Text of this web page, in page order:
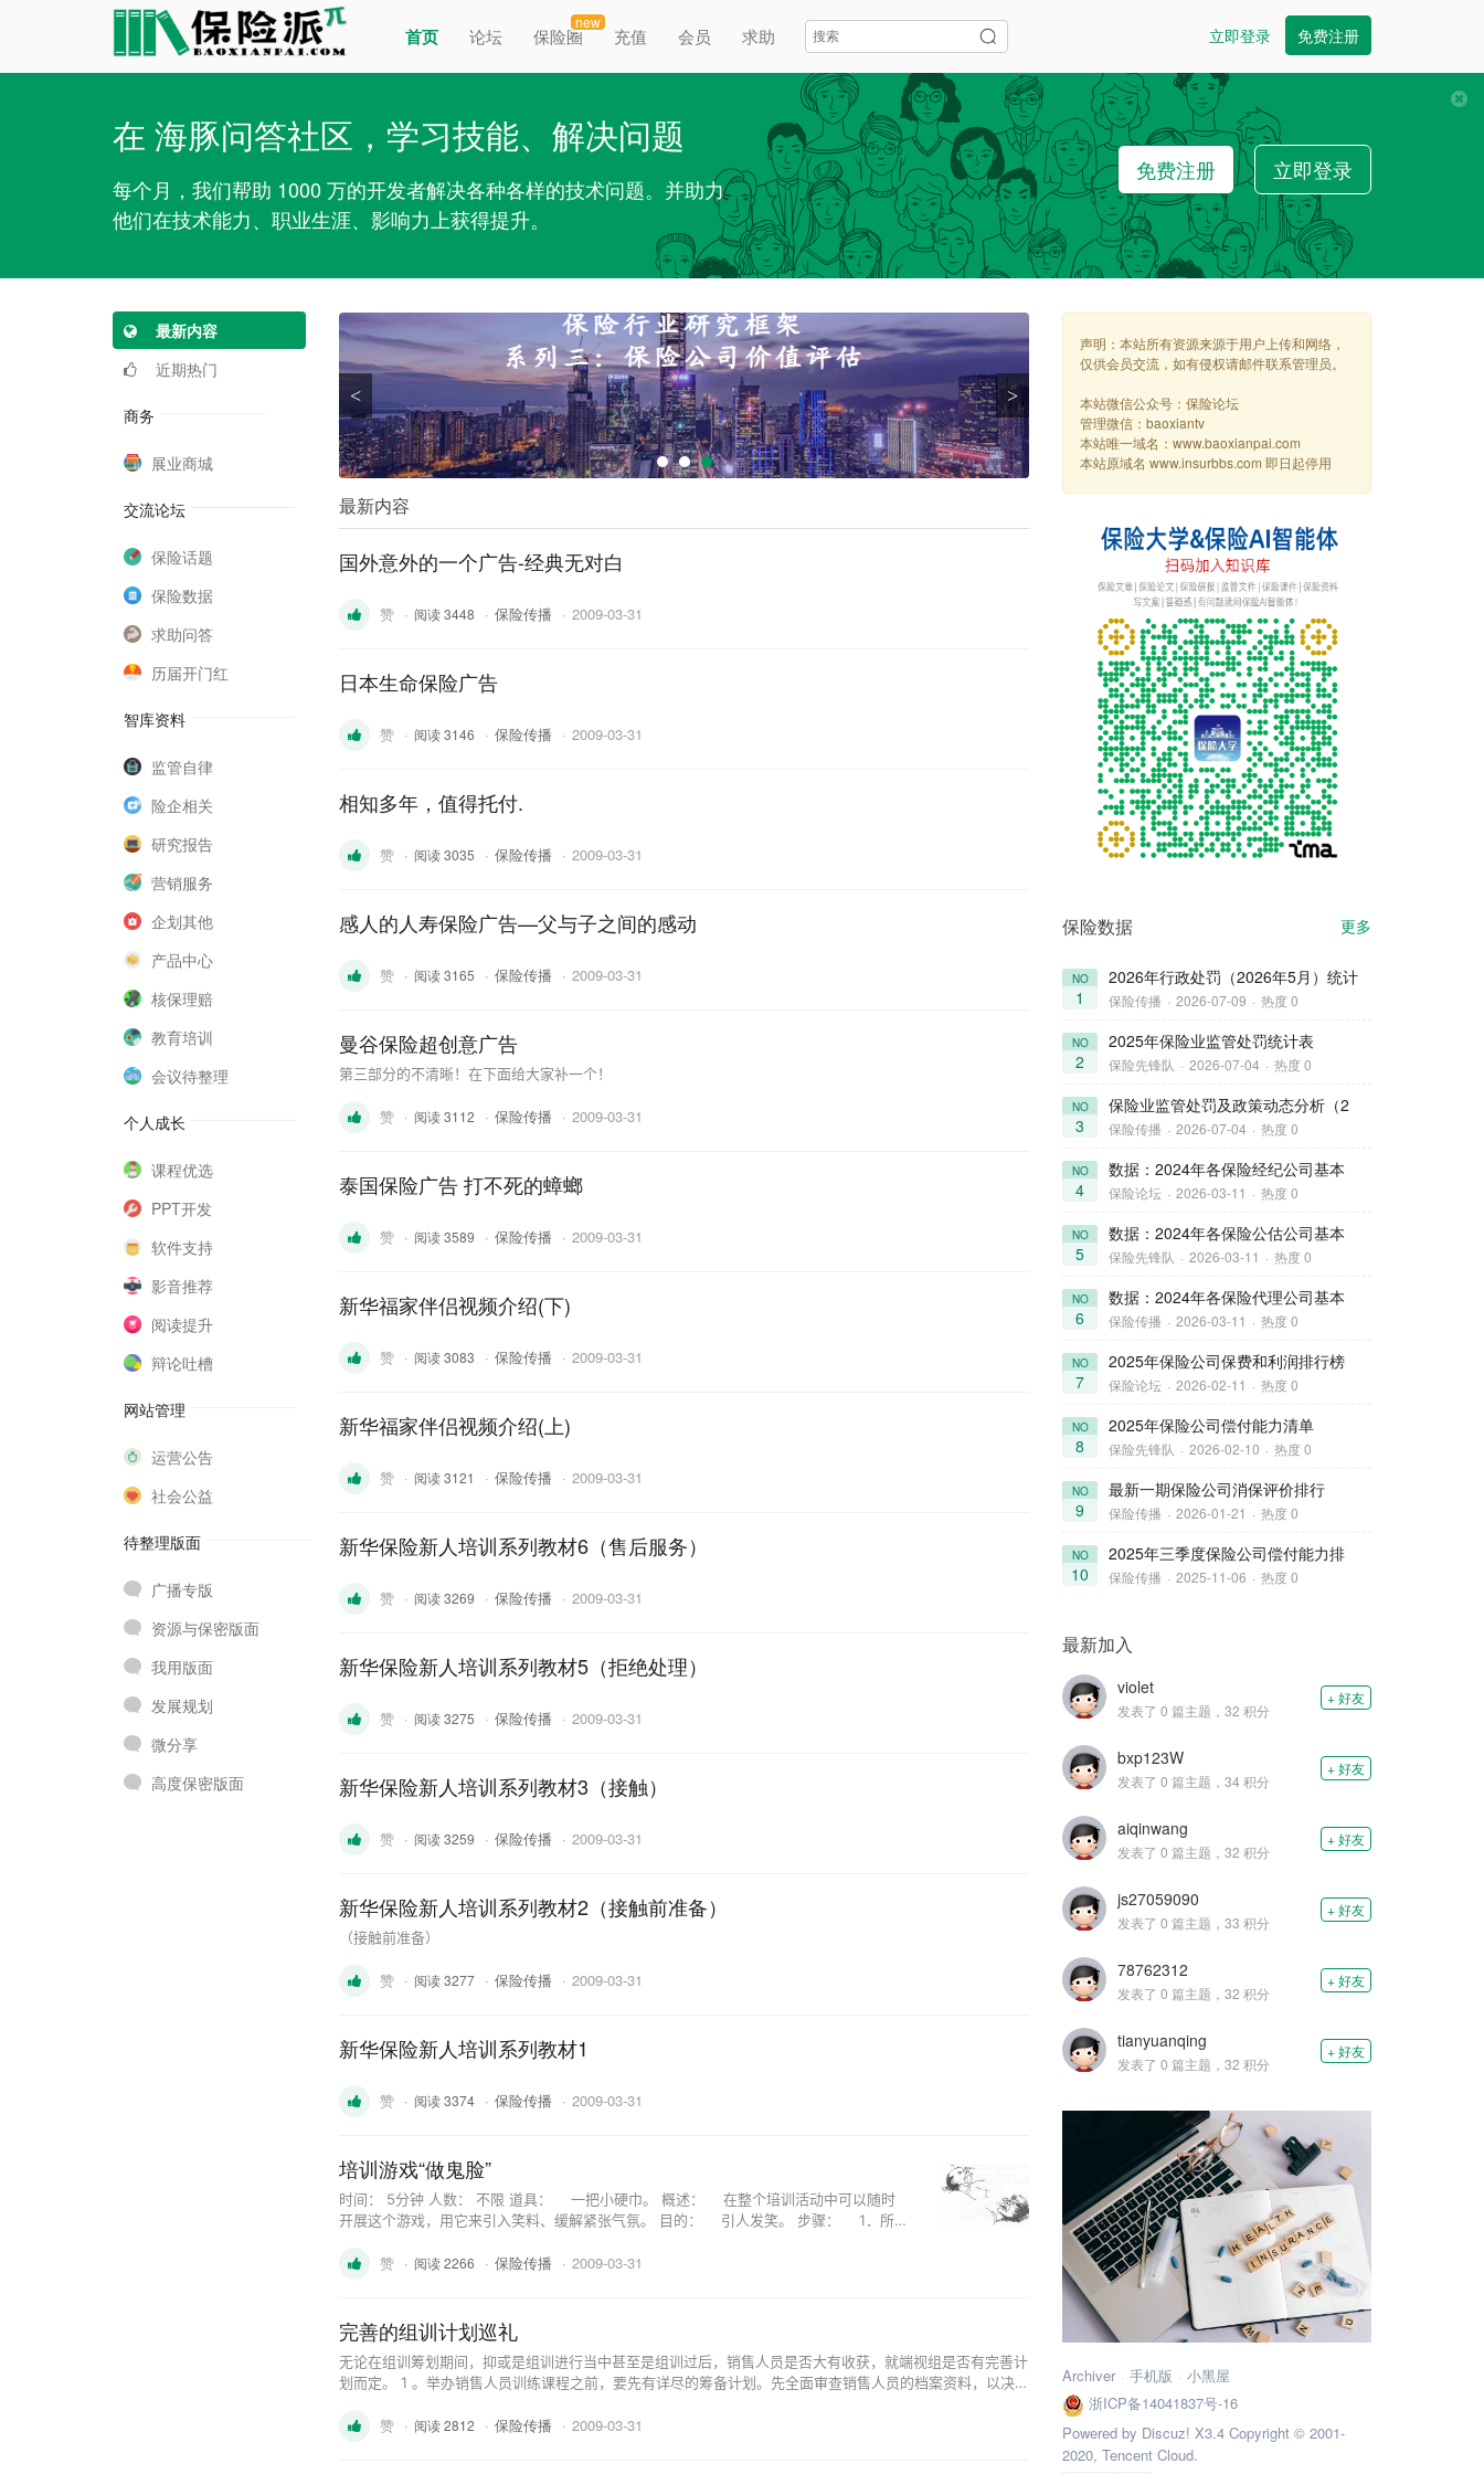
首页 论坛 保险圈
new
充值 会员 求助 立即登录 免费注册
在 海豚问答社区，学习技能、解决问题
每个月，我们帮助 1000 万的开发者解决各种各样的技术问题。并助力
他们在技术能力、职业生涯、影响力上获得提升。
免费注册 立即登录
最新内容
近期热门
商务
展业商城
交流论坛
保险话题
保险数据
求助问答
历届开门红
智库资料
监管自律
险企相关
研究报告
营销服务
企划其他
产品中心
核保理赔
教育培训
会议待整理
个人成长
课程优选
PPT开发
软件支持
影音推荐
阅读提升
辩论吐槽
网站管理
运营公告
社会公益
待整理版面
广播专版
资源与保密版面
我用版面
发展规划
微分享
高度保密版面
< >
最新内容
国外意外的一个广告-经典无对白
赞 · 阅读 3448 · 保险传播 · 2009-03-31
日本生命保险广告
赞 · 阅读 3146 · 保险传播 · 2009-03-31
相知多年，值得托付.
赞 · 阅读 3035 · 保险传播 · 2009-03-31
感人的人寿保险广告—父与子之间的感动
赞 · 阅读 3165 · 保险传播 · 2009-03-31
曼谷保险超创意广告
第三部分的不清晰！在下面给大家补一个！
赞 · 阅读 3112 · 保险传播 · 2009-03-31
泰国保险广告 打不死的蟑螂
赞 · 阅读 3589 · 保险传播 · 2009-03-31
新华福家伴侣视频介绍(下)
赞 · 阅读 3083 · 保险传播 · 2009-03-31
新华福家伴侣视频介绍(上)
赞 · 阅读 3121 · 保险传播 · 2009-03-31
新华保险新人培训系列教材6（售后服务）
赞 · 阅读 3269 · 保险传播 · 2009-03-31
新华保险新人培训系列教材5（拒绝处理）
赞 · 阅读 3275 · 保险传播 · 2009-03-31
新华保险新人培训系列教材3（接触）
赞 · 阅读 3259 · 保险传播 · 2009-03-31
新华保险新人培训系列教材2（接触前准备）
（接触前准备）
赞 · 阅读 3277 · 保险传播 · 2009-03-31
新华保险新人培训系列教材1
赞 · 阅读 3374 · 保险传播 · 2009-03-31
培训游戏“做鬼脸”
时间： 5分钟 人数： 不限 道具： 一把小硬巾。 概述： 在整个培训活动中可以随时
开展这个游戏，用它来引入笑料、缓解紧张气氛。 目的： 引人发笑。 步骤： 1．所
上，平躺在地。 3．你也和这些志愿 ...
赞 · 阅读 2266 · 保险传播 · 2009-03-31
完善的组训计划巡礼
无论在组训筹划期间，抑或是组训进行当中甚至是组训过后，销售人员是否大有收获，就端视组是否有完善计
划而定。 1 。举办销售人员训练课程之前，要先有详尽的筹备计划。先全面审查销售人员的档案资料，以决定
服这此销 ...
赞 · 阅读 2812 · 保险传播 · 2009-03-31
声明：本站所有资源来源于用户上传和网络，
仅供会员交流，如有侵权请邮件联系管理员。
本站微信公众号：保险论坛
管理微信：baoxiantv
本站唯一域名：www.baoxianpai.com
本站原域名 www.insurbbs.com 即日起停用
保险数据 更多
NO
1
2026年行政处罚（2026年5月）统计
保险传播 · 2026-07-09 · 热度 0
NO
2
2025年保险业监管处罚统计表
保险先锋队 · 2026-07-04 · 热度 0
NO
3
保险业监管处罚及政策动态分析（2
保险传播 · 2026-07-04 · 热度 0
NO
4
数据：2024年各保险经纪公司基本
保险论坛 · 2026-03-11 · 热度 0
NO
5
数据：2024年各保险公估公司基本
保险先锋队 · 2026-03-11 · 热度 0
NO
6
数据：2024年各保险代理公司基本
保险传播 · 2026-03-11 · 热度 0
NO
7
2025年保险公司保费和利润排行榜
保险论坛 · 2026-02-11 · 热度 0
NO
8
2025年保险公司偿付能力清单
保险先锋队 · 2026-02-10 · 热度 0
NO
9
最新一期保险公司消保评价排行
保险传播 · 2026-01-21 · 热度 0
NO
10
2025年三季度保险公司偿付能力排
保险传播 · 2025-11-06 · 热度 0
最新加入
violet
发表了 0 篇主题，32 积分
+ 好友
bxp123W
发表了 0 篇主题，34 积分
+ 好友
aiqinwang
发表了 0 篇主题，32 积分
+ 好友
js27059090
发表了 0 篇主题，33 积分
+ 好友
78762312
发表了 0 篇主题，32 积分
+ 好友
tianyuanqing
发表了 0 篇主题，32 积分
+ 好友
Archiver 手机版
小黑屋
浙ICP备14041837号-16
Powered by Discuz! X3.4 Copyright © 2001-
2020, Tencent Cloud.